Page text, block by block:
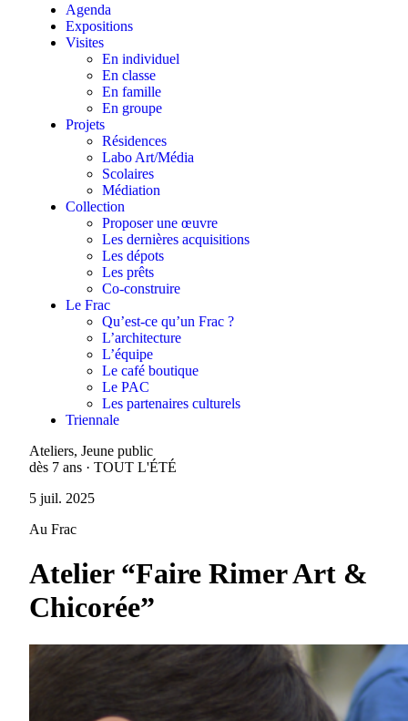
Agenda
Expositions
Visites
En individuel
En classe
En famille
En groupe
Projets
Résidences
Labo Art/Média
Scolaires
Médiation
Collection
Proposer une œuvre
Les dernières acquisitions
Les dépots
Les prêts
Co-construire
Le Frac
Qu’est-ce qu’un Frac ?
L’architecture
L’équipe
Le café boutique
Le PAC
Les partenaires culturels
Triennale
Ateliers, Jeune public
dès 7 ans · TOUT L'ÉTÉ
5 juil. 2025
Au Frac
Atelier “Faire Rimer Art &
Chicorée”